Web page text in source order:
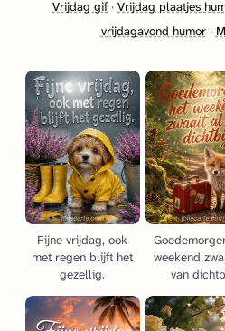
Vrijdag gif · Vrijdag plaatjes
vrijdagavond humor·
Fijne vrijdag, ook
met regen blijft het
gezellig.
weekend
van